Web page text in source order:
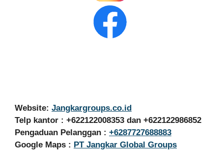
Website: Jangkargroups.co.id
Telp kantor : +622122008353 dan +622122986852
Pengaduan Pelanggan : +6287727688883
Google Maps : PT Jangkar Global Groups